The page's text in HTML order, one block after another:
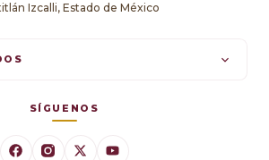
Izcalli, Estado de México
SÍGUENOS